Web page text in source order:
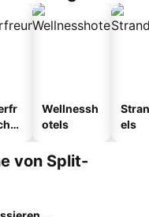
Wellnessh
otels
els
von Split-